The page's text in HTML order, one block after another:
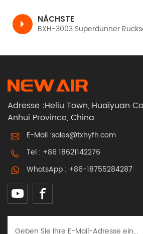
NÄCHSTE
BXH-3003 Superdünner
Adresse :Heliu Town, Huaiyuan
Anhui Province, China
E-Mail :sales@txhyfh.com
Tel : +86 18621142276
WhatsApp : +86-18755284287